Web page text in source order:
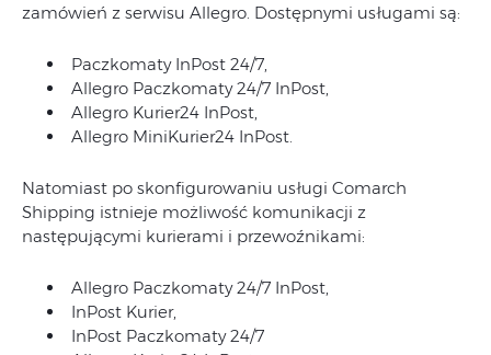
zamówień z serwisu Allegro. Dostępnymi usługami są:
Paczkomaty InPost 24/7,
Allegro Paczkomaty 24/7 InPost,
Allegro Kurier24 InPost,
Allegro MiniKurier24 InPost.
Natomiast po skonfigurowaniu usługi Comarch
Shipping istnieje możliwość komunikacji z
następującymi kurierami i przewoźnikami:
Allegro Paczkomaty 24/7 InPost,
InPost Kurier,
InPost Paczkomaty 24/7